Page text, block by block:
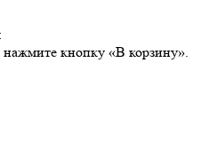
кнопку «В корзину».